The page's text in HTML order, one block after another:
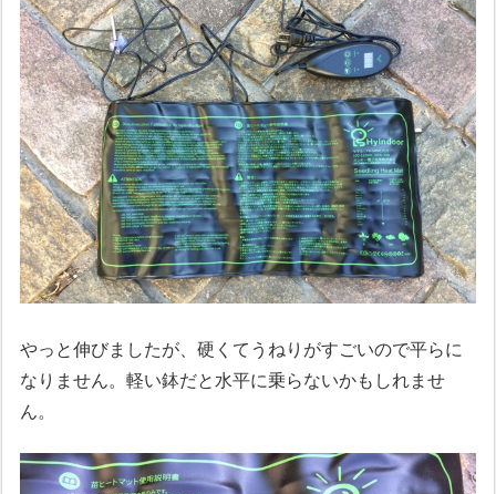
やっと伸びましたが、硬くてうねりがすごいので平らに
なりません。軽い鉢だと水平に乗らないかもしれませ
ん。